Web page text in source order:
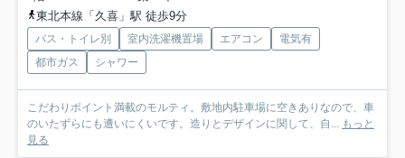
東北本線「久喜」駅 徒歩9分
バス・トイレ別 室内洗濯機置場 エアコン
電気有
都市ガス
シャワー
こだわりポイント満載のモルティ。敷地内駐車場に空きありなので、車
のいたずらにも遭いにくいです。造りとデザインに関して、自... もっと
見る